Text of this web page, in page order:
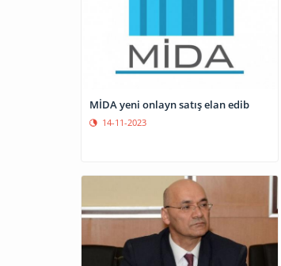
MİDA yeni onlayn satış elan edib
14-11-2023